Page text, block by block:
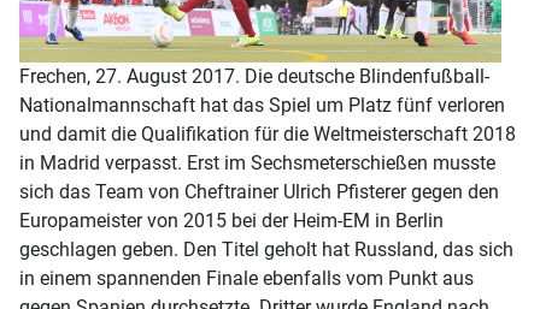
Frechen, 27. August 2017. Die deutsche Blindenfußball-
Nationalmannschaft hat das Spiel um Platz fünf verloren
und damit die Qualifikation für die Weltmeisterschaft 2018
in Madrid verpasst. Erst im Sechsmeterschießen musste
sich das Team von Cheftrainer Ulrich Pfisterer gegen den
Europameister von 2015 bei der Heim-EM in Berlin
geschlagen geben. Den Titel geholt hat Russland, das sich
in einem spannenden Finale ebenfalls vom Punkt aus